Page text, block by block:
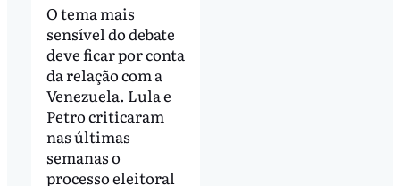
O tema mais
sensível do debate
deve ficar por conta
da relação com a
Venezuela. Lula e
Petro criticaram
nas últimas
semanas o
processo eleitoral